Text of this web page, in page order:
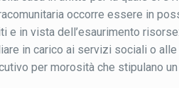
occorre essere in
e in vista dell’esaurimento
in carico ai servizi sociali o alle
per morosità che stipulano